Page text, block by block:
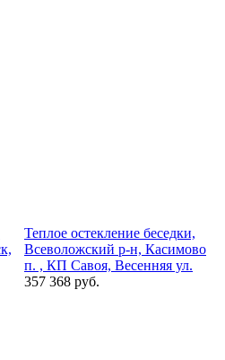
Теплое остекление беседки,
Всеволожский р-н, Касимово
п. , КП Савоя, Весенняя ул.
357 368 руб.